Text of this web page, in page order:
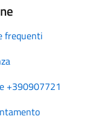
frequenti
+390907721